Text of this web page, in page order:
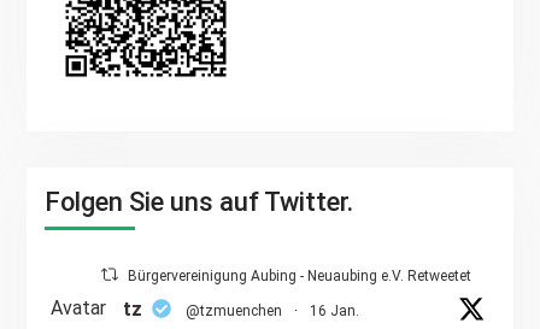
Folgen Sie uns auf Twitter.
Bürgervereinigung Aubing - Neuaubing e.V. Retweetet
Avatar tz @tzmuenchen · 16 Jan.